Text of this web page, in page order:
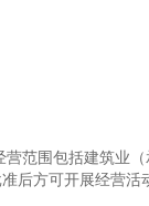
范围包括建筑业
后方可开展经营活